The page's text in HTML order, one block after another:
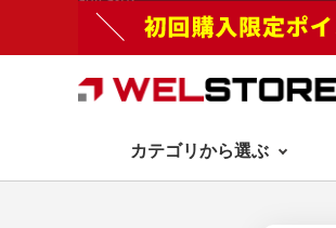
カテゴリから選ぶ